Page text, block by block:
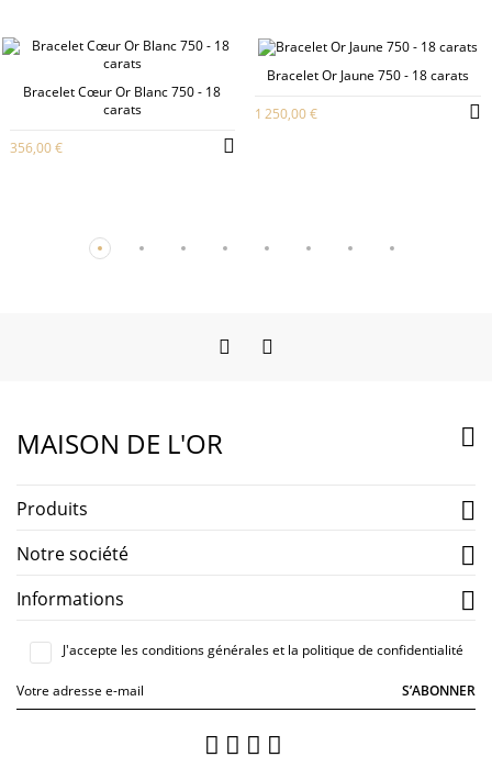
Bracelet Cœur Or Blanc 750 - 18
carats
356,00 €
Bracelet Or Jaune 750 - 18 carats
1 250,00 €
FacebookInstagram
MAISON DE L'OR 
Produits 
Notre société 
Informations 
J'accepte les conditions générales et la politique de confidentialité
S’ABONNER